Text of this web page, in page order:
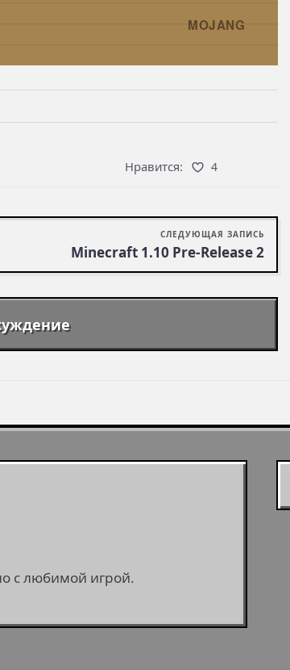
MOJANG
Нравится: 4
СЛЕДУЮЩАЯ ЗАПИСЬ
Minecraft 1.10 Pre-Release 2
с любимой игрой.